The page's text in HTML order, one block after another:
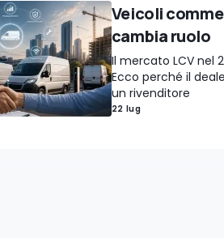
Veicoli
cambia ruolo
Il mercato LCV nel
Ecco perché il
un rivenditore
22 lug